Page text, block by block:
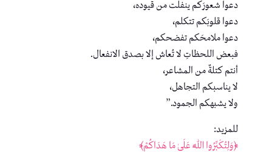
دعوا شعورَكم ينفلت من قيوده،
دعوا قلوبَكم تتكلم،
دعوا ملامحَكم تفضحكم،
فبعض اللحظاتِ لا تُعاش إلا بصدق الانفعال.
أنتم كتلةٌ من المشاعر،
لا يناسبكم التجاهل،
ولا يشبهكم الجمود.”
للمزيد:
﴿وَلِتُكَبِّرُوا اللَّهَ عَلَىٰ مَا هَدَاكُمْ﴾